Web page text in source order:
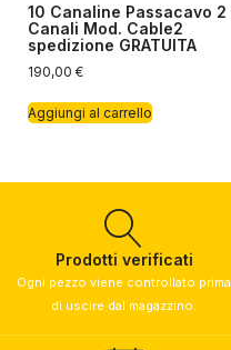
10 Canaline Passacavo 2
Canali Mod. Cable2
spedizione GRATUITA
190,00 €
Aggiungi al carrello
Prodotti verificati
Ogni pezzo viene controllato prima
di uscire dal magazzino.